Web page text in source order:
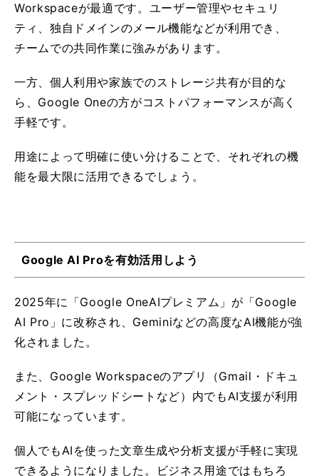
Workspaceが最適です。ユーザー管理やセキュリ
ティ、独自ドメインのメール機能などが利用でき、
チームでの共同作業に強みがあります。
一方、個人利用や家族でのストレージ共有が目的な
ら、Google Oneの方がコストパフォーマンスが高く
手軽です。
用途によって明確に使い分けることで、それぞれの機
能を最大限に活用できるでしょう。
Google AI Proを有効活用しよう
2025年に「Google OneAIプレミアム」が「Google
AI Pro」に改称され、Geminiなどの高度なAI機能が強
化されました。
また、Google Workspaceのアプリ（Gmail・ドキュ
メント・スプレッドシートなど）内でもAI支援が利用
可能になっています。
個人でもAIを使った文章生成や分析支援が手軽に実現
できるようになりました。ビジネス用途ではもちろ